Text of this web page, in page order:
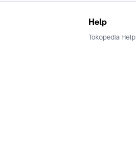
Help
Tokopedia Help